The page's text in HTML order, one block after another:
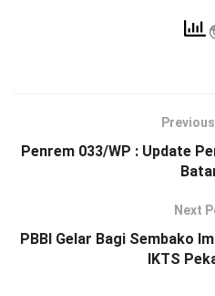
Penrem 033/WP : Update
Next
PBBI Gelar Bagi Sembako
IKTS